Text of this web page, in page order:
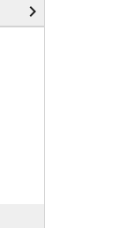
navigate_next